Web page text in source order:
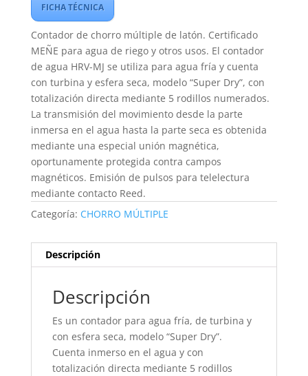
FICHA TÉCNICA
Contador de chorro múltiple de latón. Certificado
MEÑE para agua de riego y otros usos. El contador
de agua HRV-MJ se utiliza para agua fría y cuenta
con turbina y esfera seca, modelo “Super Dry”, con
totalización directa mediante 5 rodillos numerados.
La transmisión del movimiento desde la parte
inmersa en el agua hasta la parte seca es obtenida
mediante una especial unión magnética,
oportunamente protegida contra campos
magnéticos. Emisión de pulsos para telelectura
mediante contacto Reed.
Categoría: CHORRO MÚLTIPLE
Descripción
Descripción
Es un contador para agua fría, de turbina y
con esfera seca, modelo “Super Dry”.
Cuenta inmerso en el agua y con
totalización directa mediante 5 rodillos